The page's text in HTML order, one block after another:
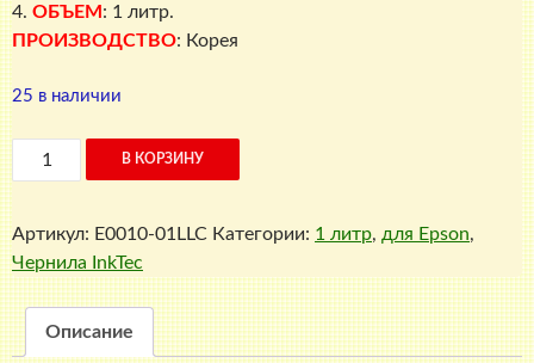
4. ОБЪЕМ : 1 литр.
ПРОИЗВОДСТВО: Корея
25 в наличии
Количество
товара
Чернила
для
Epson
E0010-
01LLC,
1
В КОРЗИНУ
Артикул: E0010-01LLC Категории: 1 литр, для Epson,
Чернила InkTec
Описание